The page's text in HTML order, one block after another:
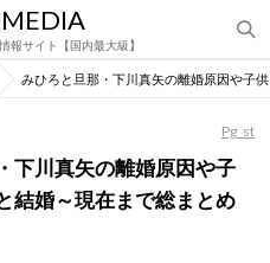
報サイト【国内最大級】
みひろと旦那・下川真矢の離婚原因や子
Pg_st
下川真矢の離婚原因や子
結婚～現在まで総まとめ